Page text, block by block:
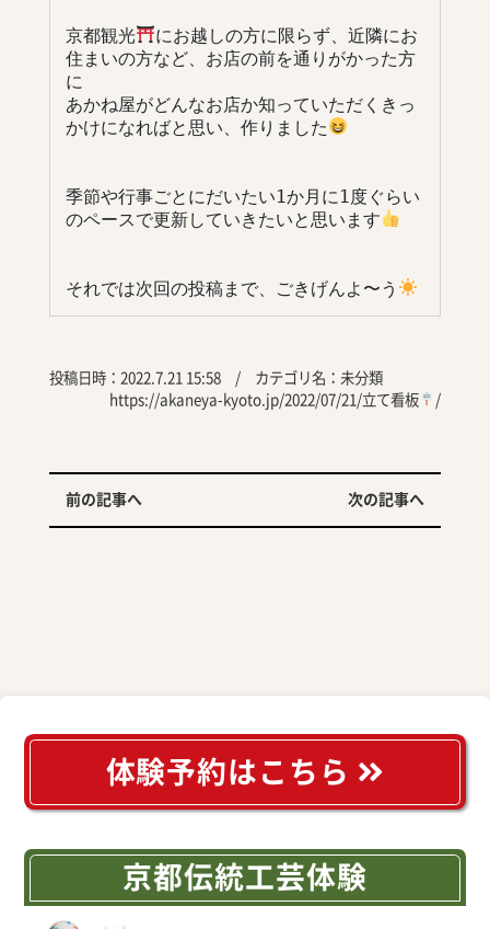
体験予約はこちら
京都伝統工芸体験
京都観光
にお越しの方に限らず、近隣にお
住まいの方など、お店の前を通りがかった方
に
あかね屋がどんなお店か知っていただくきっ
かけになればと思い、作りました
季節や行事ごとにだいたい1か月に1度ぐらい
のペースで更新していきたいと思います
それでは次回の投稿まで、ごきげんよ〜う
投稿日時：2022.7.21 15:58 / カテゴリ名： 未分類
https://akaneya-kyoto.jp/2022/07/21/立て看板
/
前の記事へ 次の記事へ